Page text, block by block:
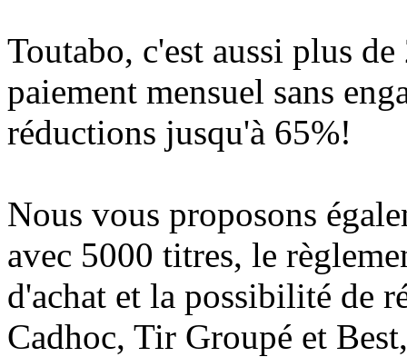
Toutabo, c'est aussi plus
paiement mensuel sans
réductions jusqu'à 65%!
Nous vous proposons
avec 5000 titres, le
d'achat et la possibilité de
Cadhoc, Tir Groupé et